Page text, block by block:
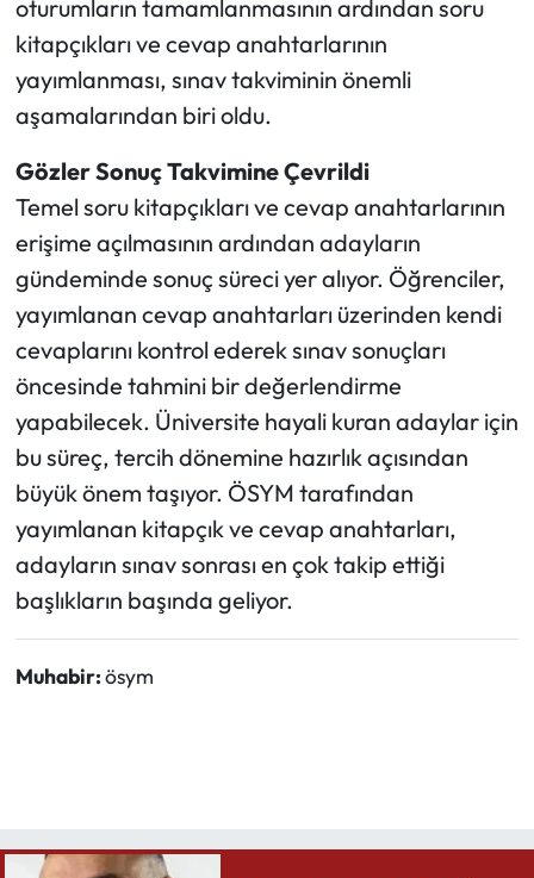
oturumların tamamlanmasının ardından soru
kitapçıkları ve cevap anahtarlarının
yayımlanması, sınav takviminin önemli
aşamalarından biri oldu.
Gözler Sonuç Takvimine Çevrildi
Temel soru kitapçıkları ve cevap anahtarlarının
erişime açılmasının ardından adayların
gündeminde sonuç süreci yer alıyor. Öğrenciler,
yayımlanan cevap anahtarları üzerinden kendi
cevaplarını kontrol ederek sınav sonuçları
öncesinde tahmini bir değerlendirme
yapabilecek. Üniversite hayali kuran adaylar için
bu süreç, tercih dönemine hazırlık açısından
büyük önem taşıyor. ÖSYM tarafından
yayımlanan kitapçık ve cevap anahtarları,
adayların sınav sonrası en çok takip ettiği
başlıkların başında geliyor.
Muhabir:ösym